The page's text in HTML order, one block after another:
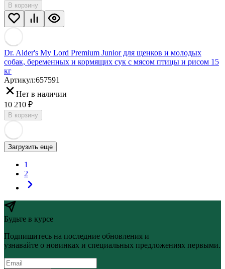
В корзину
Dr. Alder's My Lord Premium Junior для щенков и молодых
собак, беременных и кормящих сук с мясом птицы и рисом 15
кг
Артикул:657591
Нет в наличии
10 210 ₽
В корзину
Загрузить еще
1
2
Будьте в курсе
Подпишитесь на последние обновления и
узнавайте о новинках и специальных предложениях первыми.